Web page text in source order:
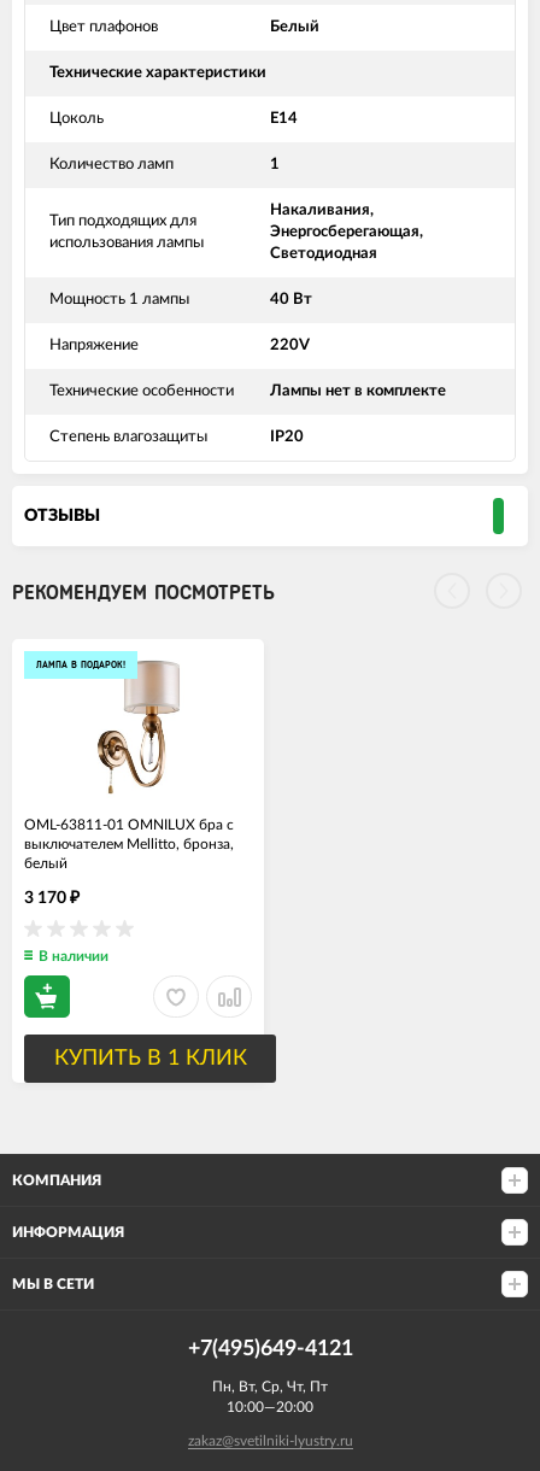
Цвет плафонов Белый
Технические характеристики
Цоколь Е14
Количество ламп 1
Тип подходящих для
использования лампы
Накаливания,
Энергосберегающая,
Светодиодная
Мощность 1 лампы 40 Вт
Напряжение 220V
Технические особенности Лампы нет в комплекте
Степень влагозащиты IP20
ОТЗЫВЫ
РЕКОМЕНДУЕМ ПОСМОТРЕТЬ
ЛАМПА В ПОДАРОК!
OML-63811-01 OMNILUX бра с
выключателем Mellitto, бронза,
белый
3 170 ₽
В наличии
КУПИТЬ В 1 КЛИК
КОМПАНИЯ
ИНФОРМАЦИЯ
МЫ В СЕТИ
+7(495)649-4121
Пн, Вт, Ср, Чт, Пт
10:00—20:00
zakaz@svetilniki-lyustry.ru